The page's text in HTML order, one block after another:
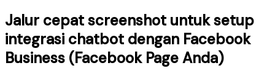
Jalur cepat screenshot untuk setup
integrasi chatbot dengan Facebook
Business (Facebook Page Anda)